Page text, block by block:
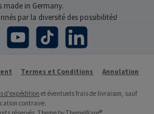
made in Germany.
par la diversité des possibilités!
YouTube TikTok LinkedIn
Termes et Conditions Annulation
d'expédition et éventuels frais de livraison, sauf
contraire.